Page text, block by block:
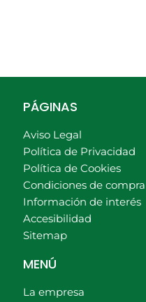
PÁGINAS
Aviso Legal
Política de Privacidad
Política de Cookies
Condiciones de compra
Información de interés
Accesibilidad
Sitemap
MENÚ
La empresa